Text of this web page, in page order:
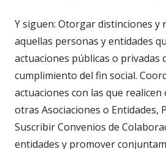
Y siguen: Otorgar distinciones y
aquellas personas y entidades
actuaciones públicas o privadas
cumplimiento del fin social.
actuaciones con las que
otras Asociaciones o Entidades,
Suscribir Convenios de
entidades y promover